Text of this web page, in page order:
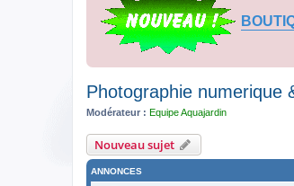
Photographie numerique
Modérateur : Equipe Aquajardin
Nouveau sujet
ANNONCES